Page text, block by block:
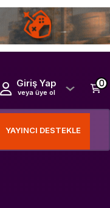
Giriş Yap
veya üye ol
0
YAYINCI DESTEKLE